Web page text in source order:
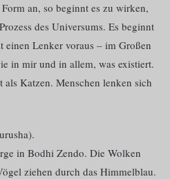
an, so beginnt es zu wirken,
des Universums. Es beginnt
einen Lenker voraus – im Großen
in mir und in allem, was existiert.
Katzen. Menschen lenken sich
in Bodhi Zendo. Die Wolken
ziehen durch das Himmelblau.